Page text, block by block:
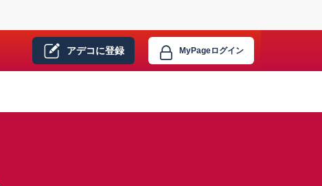
アデコに登録 MyPageログイン